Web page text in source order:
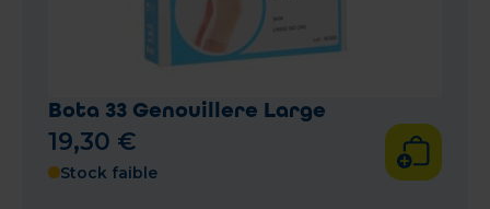
Bota 33 Genouillere Large
19,30 €
Stock faible